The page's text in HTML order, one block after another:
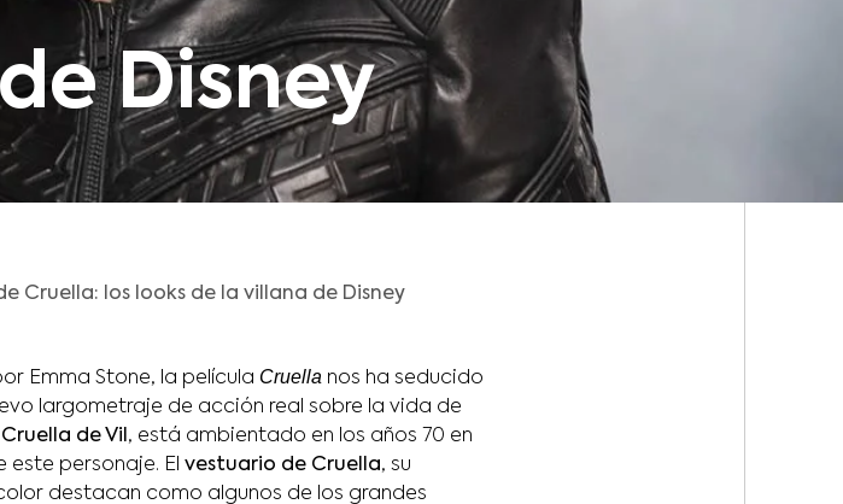
Disney
Cruella: los looks de la villana de Disney
Emma Stone, la película Cruella nos ha seducido
largometraje de acción real sobre la vida de
Cruella de Vil , está ambientado en los años 70 en
personaje. El vestuario de Cruella, su
destacan como algunos de los grandes